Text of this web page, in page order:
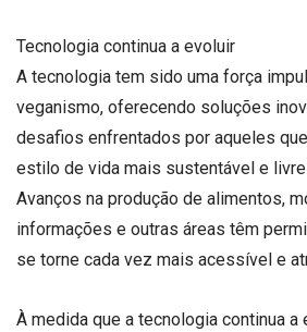
Tecnologia continua a evoluir
A tecnologia tem sido uma força
veganismo, oferecendo soluções
desafios enfrentados por aqueles
estilo de vida mais sustentável e
Avanços na produção de alimentos,
informações e outras áreas têm
se torne cada vez mais acessível e
À medida que a tecnologia continua a